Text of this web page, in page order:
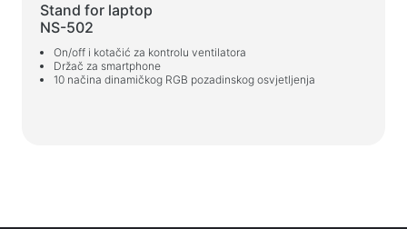
Stand for laptop
NS-502
On/off i kotačić za kontrolu ventilatora
Držač za smartphone
10 načina dinamičkog RGB pozadinskog osvjetljenja